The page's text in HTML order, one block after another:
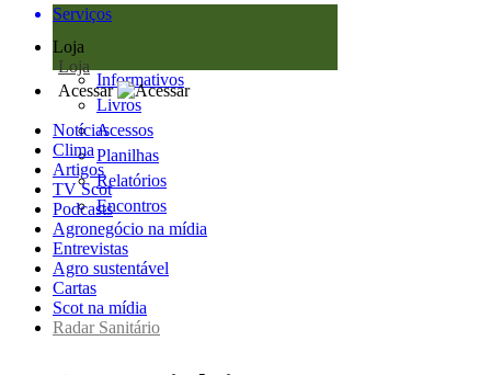
Serviços
Loja
Loja
Informativos
Livros
Acessos
Planilhas
Relatórios
Encontros
Acessar
Notícias
Clima
Artigos
TV Scot
Podcasts
Agronegócio na mídia
Entrevistas
Agro sustentável
Cartas
Scot na mídia
Radar Sanitário